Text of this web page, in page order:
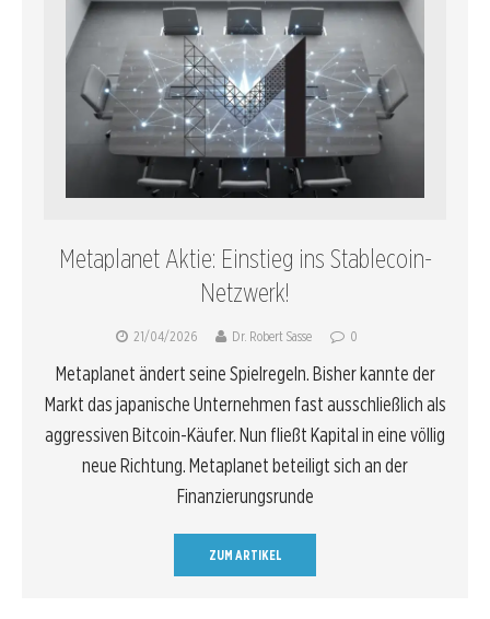
Metaplanet Aktie: Einstieg ins Stablecoin-
Netzwerk!
21/04/2026 Dr. Robert Sasse 0
Metaplanet ändert seine Spielregeln. Bisher kannte der
Markt das japanische Unternehmen fast ausschließlich als
aggressiven Bitcoin-Käufer. Nun fließt Kapital in eine völlig
neue Richtung. Metaplanet beteiligt sich an der
Finanzierungsrunde
ZUM ARTIKEL